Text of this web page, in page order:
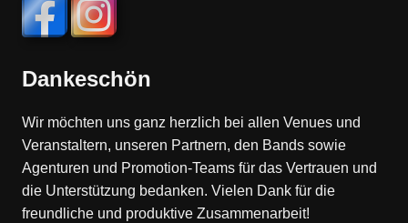
Dankeschön
Wir möchten uns ganz herzlich bei allen Venues und
Veranstaltern, unseren Partnern, den Bands sowie
Agenturen und Promotion-Teams für das Vertrauen und
die Unterstützung bedanken. Vielen Dank für die
freundliche und produktive Zusammenarbeit!